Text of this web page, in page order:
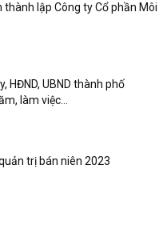
thành lập Công ty Cổ phần Môi
HĐND, UBND thành phố
làm việc...
trị bán niên 2023